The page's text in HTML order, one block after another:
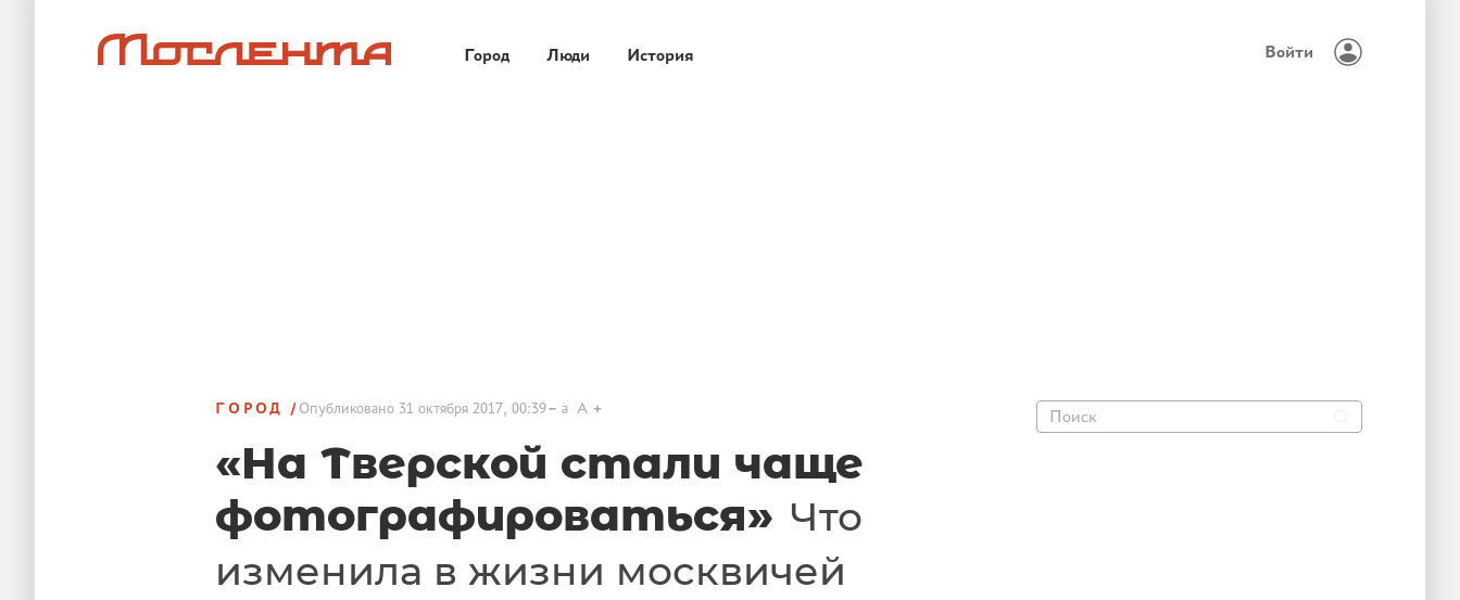
Город Люди История Войти
ГОРОД Опубликовано 31 октября 2017, 00:39 a A
«На Тверской стали чаще
фотографироваться» Что
изменила в жизни москвичей